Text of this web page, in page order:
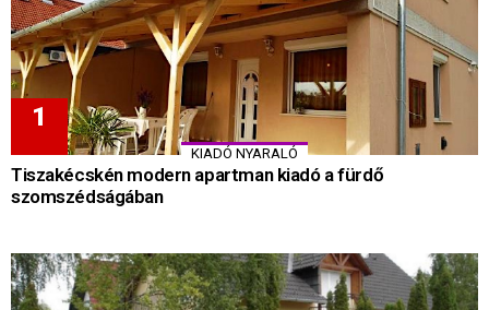
KIADÓ NYARALÓ
Tiszakécskén modern apartman kiadó a fürdő
szomszédságában